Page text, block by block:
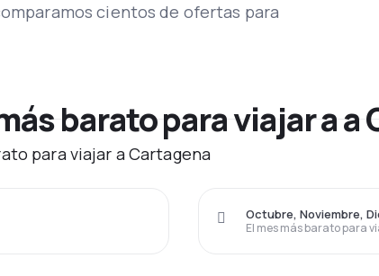
cientos de ofertas para
barato para viajar a a
para viajar a Cartagena
El mes más barato para
Octubre, Noviembre,